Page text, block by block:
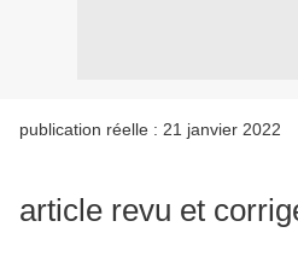
publication réelle : 21 janvier 2022
article revu et